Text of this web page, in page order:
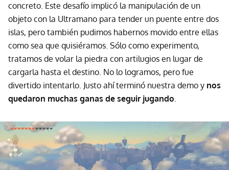
concreto. Este desafío implicó la manipulación de un
objeto con la Ultramano para tender un puente entre dos
islas, pero también pudimos habernos movido entre ellas
como sea que quisiéramos. Sólo como experimento,
tratamos de volar la piedra con artilugios en lugar de
cargarla hasta el destino. No lo logramos, pero fue
divertido intentarlo. Justo ahí terminó nuestra demo y nos
quedaron muchas ganas de seguir jugando.